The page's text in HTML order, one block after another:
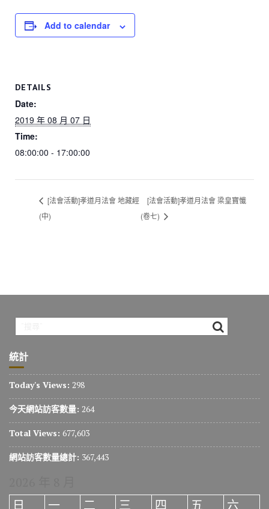
Add to calendar
DETAILS
Date:
2019 年 08 月 07 日
Time:
08:00:00 - 17:00:00
[法會活動]孝道月法會 地藏經
(中)
[法會活動]孝道月法會 梁皇寶懺
(卷七)
統計
Today's Views: 298
今天網站訪客數量: 264
Total Views: 677,603
網站訪客數量總計: 367,443
日
一 二 三 四 五
六